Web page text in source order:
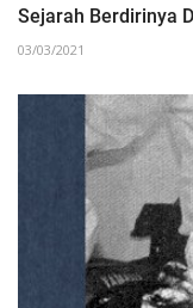
Sejarah Berdirinya
03/03/2021